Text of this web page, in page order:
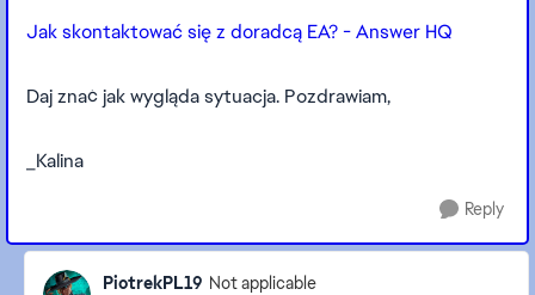
Jak skontaktować się z doradcą EA? - Answer HQ
Daj znać jak wygląda sytuacja. Pozdrawiam,
_Kalina
Reply
PiotrekPL19 Not applicable